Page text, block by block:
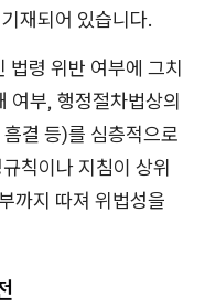
재되어 있습니다.
법령 위반 여부에 그치
여부, 행정절차법상의
결 등)를 심층적으로
칙이나 지침이 상위
까지 따져 위법성을